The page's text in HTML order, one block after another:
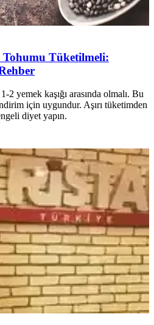
Tüketilmeli:
yemek kaşığı arasında olmalı. Bu
için uygundur. Aşırı tüketimden
diyet yapın.